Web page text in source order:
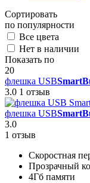
Сортировать
по популярности
Все цвета
Нет в наличии
Показать по
20
флешка USB
3.0 1 отзыв
флешка USB
3.0
1 отзыв
Скоростная
Прозрачный
4Гб памяти